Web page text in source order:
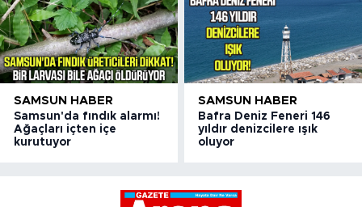
SAMSUN HABER
Samsun'da fındık alarmı!
Ağaçları içten içe
kurutuyor
SAMSUN HABER
Bafra Deniz Feneri 146
yıldır denizcilere ışık
oluyor